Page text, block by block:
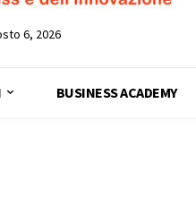
6, 2026
BUSINESS ACADEMY